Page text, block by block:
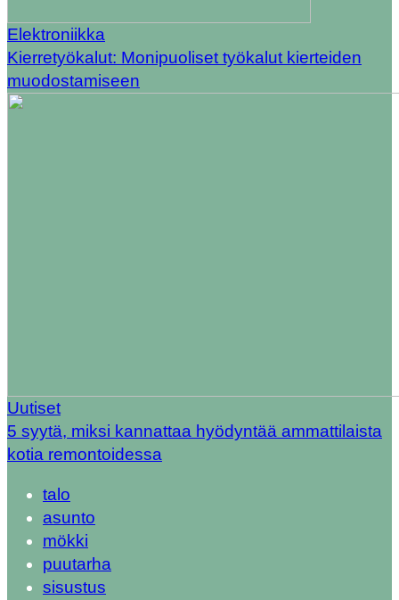
Elektroniikka
Kierretyökalut: Monipuoliset työkalut kierteiden
muodostamiseen
Uutiset
5 syytä, miksi kannattaa hyödyntää ammattilaista
kotia remontoidessa
talo
asunto
mökki
puutarha
sisustus